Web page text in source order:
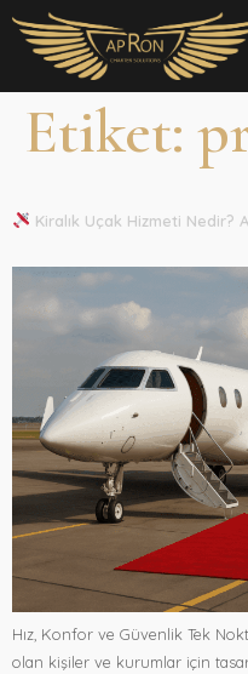
Etiket:
Kiralık Uçak Hizmeti Nedir?
Hız, Konfor ve Güvenlik Tek
olan kişiler ve kurumlar için